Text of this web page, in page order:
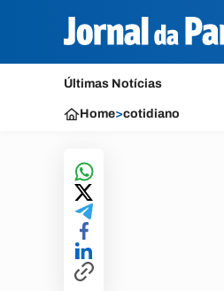
Últimas Notícias
Home>cotidiano